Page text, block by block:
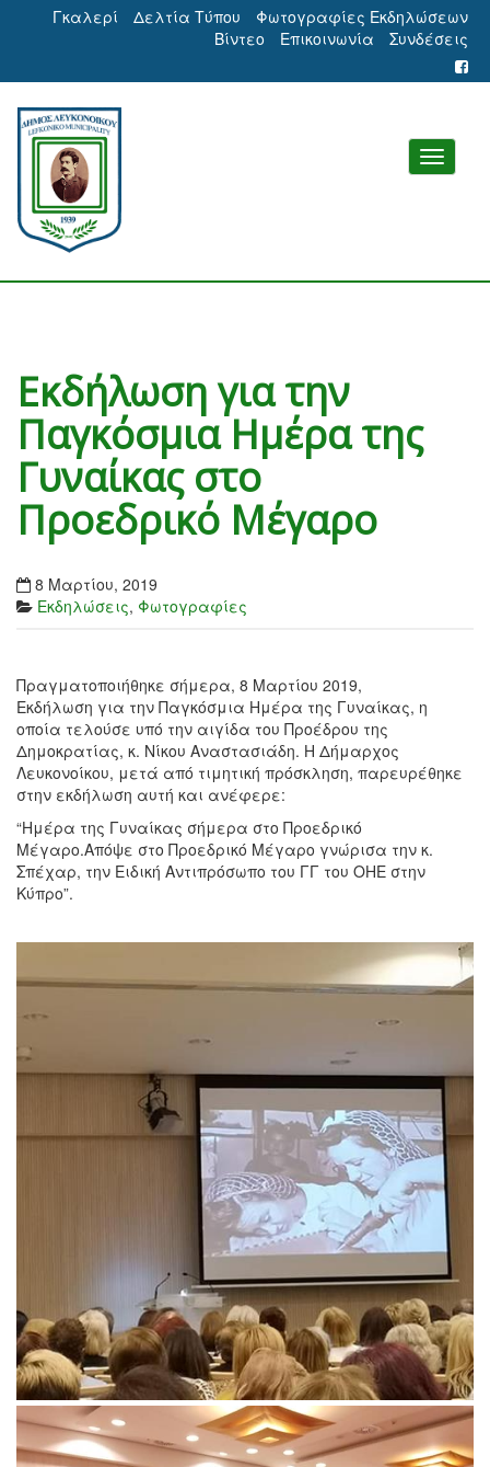
Γκαλερί Δελτία Τύπου
Φωτογραφίες Εκδηλώσεων
Βίντεο
Επικοινωνία Συνδέσεις
Εκδήλωση για την
Παγκόσμια Ημέρα της
Γυναίκας στο
Προεδρικό Μέγαρο
8 Μαρτίου, 2019
Εκδηλώσεις, Φωτογραφίες
Πραγματοποιήθηκε σήμερα, 8 Μαρτίου 2019,
Εκδήλωση για την Παγκόσμια Ημέρα της Γυναίκας, η
οποία τελούσε υπό την αιγίδα του Προέδρου της
Δημοκρατίας, κ. Νίκου Αναστασιάδη. Η Δήμαρχος
Λευκονοίκου, μετά από τιμητική πρόσκληση, παρευρέθηκε
στην εκδήλωση αυτή και ανέφερε:
“Ημέρα της Γυναίκας σήμερα στο Προεδρικό
Μέγαρο.Απόψε στο Προεδρικό Μέγαρο γνώρισα την κ.
Σπέχαρ, την Ειδική Αντιπρόσωπο του ΓΓ του ΟΗΕ στην
Κύπρο”.